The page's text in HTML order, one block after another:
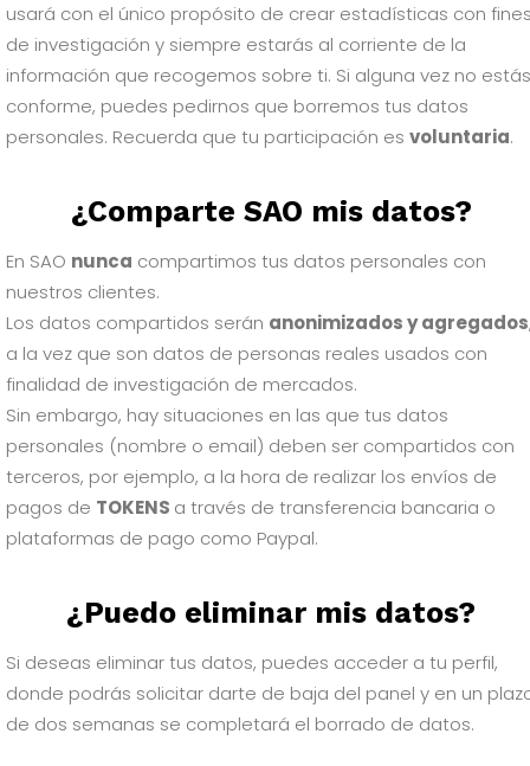
usará con el único propósito de crear estadísticas con
de investigación y siempre estarás al corriente de la
información que recogemos sobre ti. Si alguna vez no estás
conforme, puedes pedirnos que borremos tus datos
personales. Recuerda que tu participación es voluntaria.
¿Comparte SAO mis datos?
En SAO nunca compartimos tus datos personales con
nuestros clientes.
Los datos compartidos serán anonimizados y agregados
a la vez que son datos de personas reales usados con
finalidad de investigación de mercados.
Sin embargo, hay situaciones en las que tus datos
personales (nombre o email) deben ser compartidos con
terceros, por ejemplo, a la hora de realizar los envíos de
pagos de TOKENS a través de transferencia bancaria o
plataformas de pago como Paypal.
¿Puedo eliminar mis datos?
Si deseas eliminar tus datos, puedes acceder a tu perfil,
donde podrás solicitar darte de baja del panel y en un
de dos semanas se completará el borrado de datos.